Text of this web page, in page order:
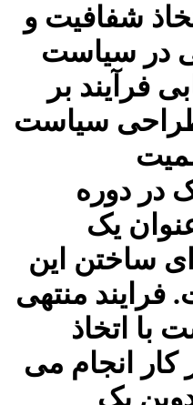
شفافیت و
در سیاست
فرآیند بر
سیاست
در دوره
یک
ساختن این
منتهی
با اتخاذ
انجام می
یک